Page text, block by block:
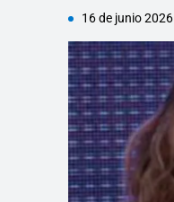
16 de junio 2026